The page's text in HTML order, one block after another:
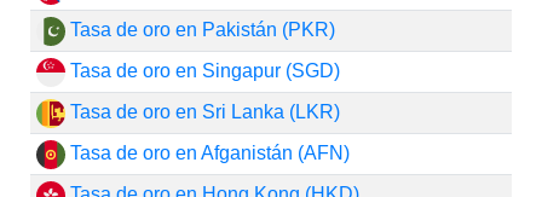
Tasa de oro en Pakistán (PKR)
Tasa de oro en Singapur (SGD)
Tasa de oro en Sri Lanka (LKR)
Tasa de oro en Afganistán (AFN)